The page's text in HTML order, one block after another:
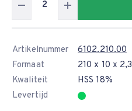
Artikelnummer
6102.210.00
Formaat
210 x 10 x 2,3
Kwaliteit
HSS 18%
Levertijd